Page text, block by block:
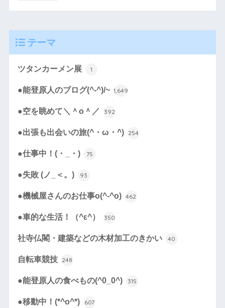
テーマ
ツタンカーメン展 1
●能登原人のブログ(^-^)/~ 1,649
●空を眺めて＼＾o＾／ 392
●出張も出会いの旅(^・ω・^) 254
●仕事中！(・_・) 75
●失敗 (ノ_＜。) 93
●機械屋さんのお仕事o(^-^o) 462
●車的な生活！（^ε^） 350
社寺仏閣・建築などの木材加工のきかい 40
自転車競技 248
●能登原人の食べもの(^0_0^) 315
●移動中！(*^o^*) 607